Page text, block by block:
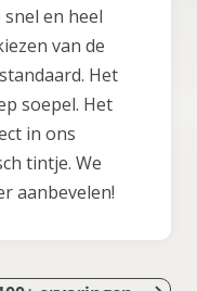
en heel
van de
Het
soepel. Het
in ons
tintje. We
aanbevelen!